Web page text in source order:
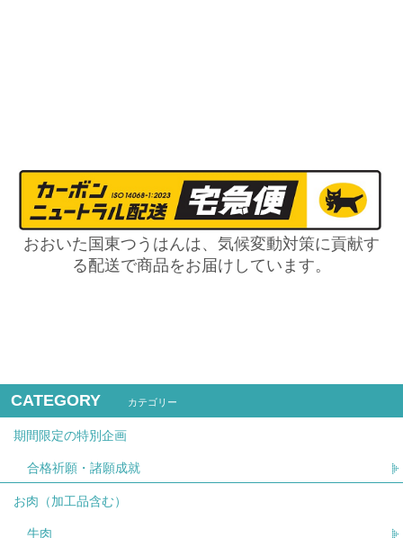
おおいた国東つうはんは、気候変動対策に貢献す
る配送で商品をお届けしています。
CATEGORY カテゴリー
期間限定の特別企画
合格祈願・諸願成就
お肉（加工品含む）
牛肉